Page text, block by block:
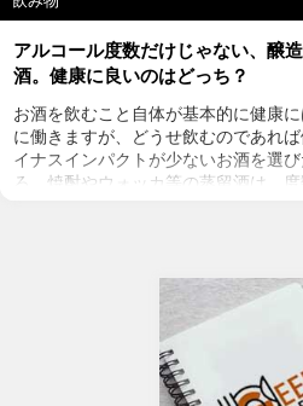
のに花粉症は悪くなる
づいていなかった身体
は？
花粉症で苦しんでいた
考えていました。で、
た。電磁波です。電磁
近年いろいろな研究が
そこで、ぜひトライし
症対策のベスト１は
アルコール度数だけじゃない、醸
酒。健康に良いのはどっち？
お酒を飲むこと自体が基本的に健康
に働きますが、どうせ飲むのであれ
イナスインパクトが少ないお酒を選び
ろ。焼酎やウォッカ等の蒸留酒は、度
が、実際のところどうなのでしょう
大きく分けて2種類あるお酒の製造方
と蒸留酒）の違いによって健康に対
な作用を与えるかにフォーカスして
醸造酒と蒸留酒の違いとは？
主にお酒は製造方法によって醸造酒